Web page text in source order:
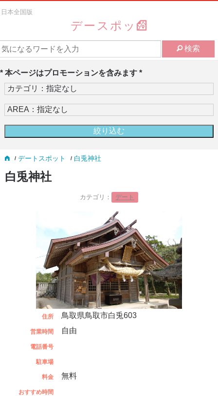
日本全国版
デースポッ
検索
* 本ページはプロモーションを含みます *
デートスポット 白兎神社
白兎神社
カテゴリ： デート
住所 鳥取県鳥取市白兎603
営業時間 自由
電話番号
駐車場
料金 無料
おすすめ時間